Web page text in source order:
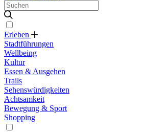
Erleben
Stadtführungen
Wellbeing
Kultur
Essen & Ausgehen
Trails
Sehenswürdigkeiten
Achtsamkeit
Bewegung & Sport
Shopping